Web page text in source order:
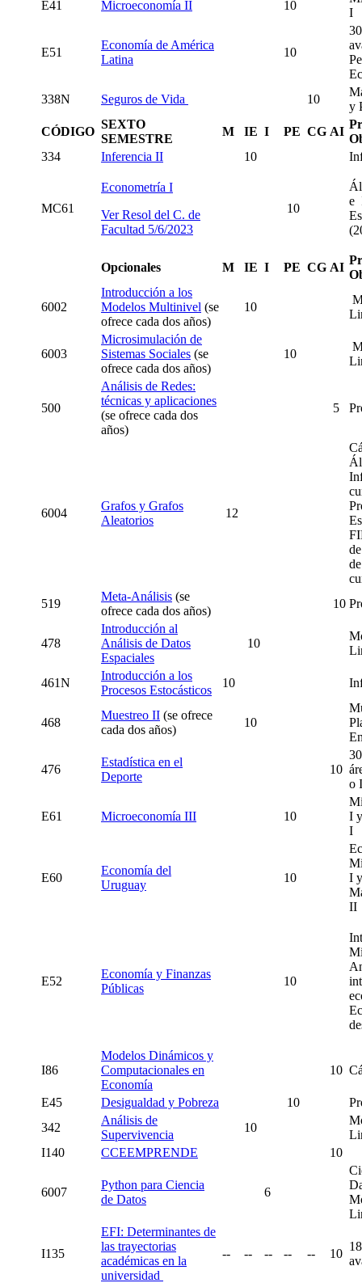
E41 Microeconomía II 10
I
E51
Economía de América
Latina
10
338N
Seguros de Vida 10
y
CÓDIGO
SEXTO
SEMESTRE
M IE I PE CG AI
334
Inferencia II 10
MC61
Econometría I
Ver Resol del C. de
Facultad 5/6/2023
10
e
Opcionales M IE I PE CG AI
6002
Introducción a los
Modelos Multinivel (se
ofrece cada dos años)
10
6003
Microsimulación de
Sistemas Sociales (se
ofrece cada dos años)
10
500
Análisis de Redes:
técnicas y aplicaciones
(se ofrece cada dos
años)
5
6004
Grafos y Grafos
Aleatorios
12
519
Meta-Análisis (se
ofrece cada dos años)
10
478
Introducción al
Análisis de Datos
Espaciales
10
461N
Introducción a los
Procesos Estocásticos
10
468
Muestreo II (se ofrece
cada dos años)
10
476
Estadística en el
Deporte
10
o
E61 Microeconomía III 10
I
I
E60
Economía del
Uruguay
10
I y
II
E52
Economía y Finanzas
Públicas
10
I86
Modelos Dinámicos y
Computacionales en
Economía
10
E45 Desigualdad y Pobreza 10
342
Análisis de
Supervivencia
10
I140
CCEEMPRENDE 10
6007
Python para Ciencia
de Datos
6
I135
EFI: Determinantes de
las trayectorias
académicas en la
universidad
-- -- -- -- -- 10